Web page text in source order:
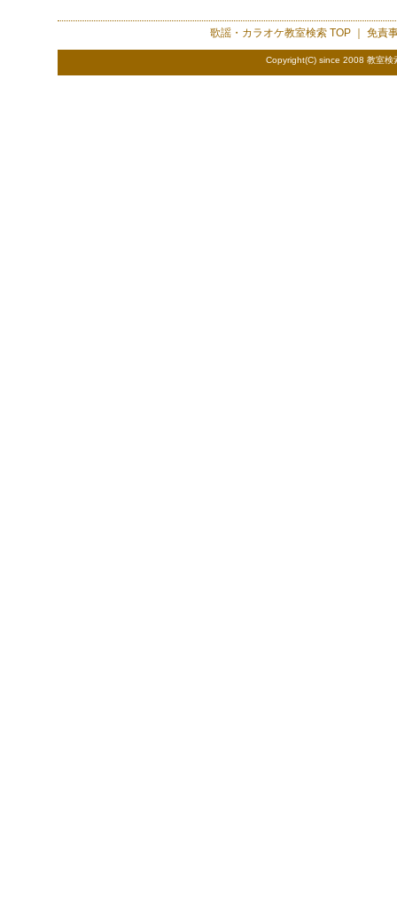
歌謡・カラオケ教室検索TOP ｜ 免責
Copyright(C) since 2008 教室検